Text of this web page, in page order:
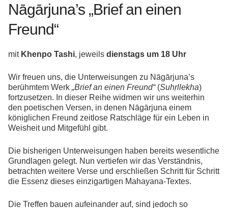
Nāgārjuna’s „Brief an einen
Freund“
mit Khenpo Tashi, jeweils dienstags um 18 Uhr
Wir freuen uns, die Unterweisungen zu Nāgārjuna’s
berühmtem Werk „Brief an einen Freund“(Suhṛllekha)
fortzusetzen. In dieser Reihe widmen wir uns weiterhin
den poetischen Versen, in denen Nāgārjuna einem
königlichen Freund zeitlose Ratschläge für ein Leben in
Weisheit und Mitgefühl gibt.
Die bisherigen Unterweisungen haben bereits wesentliche
Grundlagen gelegt. Nun vertiefen wir das Verständnis,
betrachten weitere Verse und erschließen Schritt für Schritt
die Essenz dieses einzigartigen Mahayana-Textes.
Die Treffen bauen aufeinander auf, sind jedoch so